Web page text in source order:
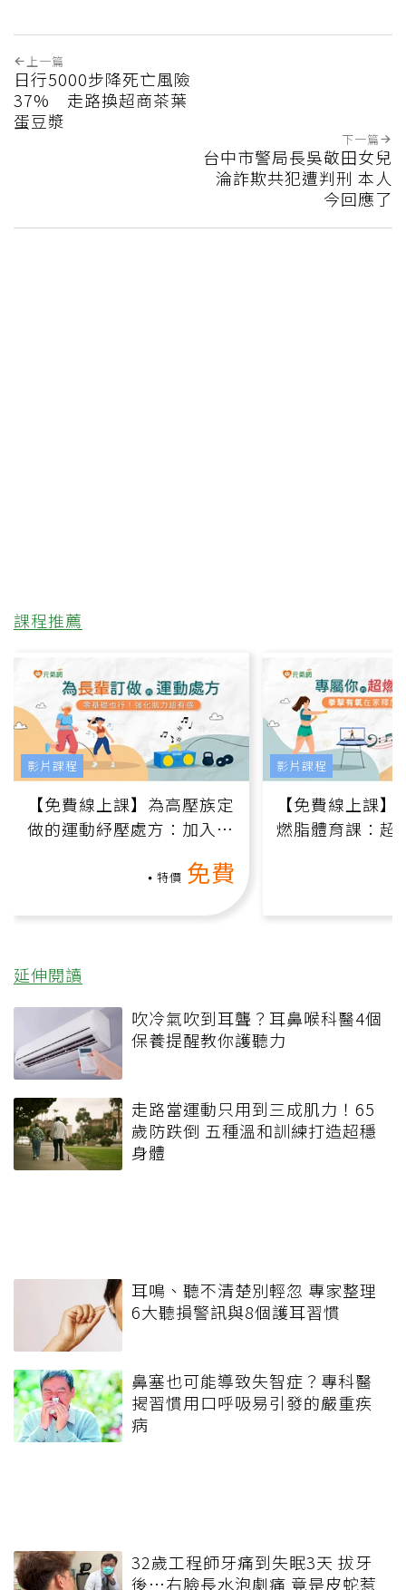
上一篇
日行5000步降死亡風險
37% 走路換超商茶葉
蛋豆漿
下一篇
台中市警局長吳敬田女兒
淪詐欺共犯遭判刑 本人
今回應了
課程推薦
【免費線上課】為高壓族定
做的運動紓壓處方：加入行
特價 免費
影片課程
【免費線上課
燃脂體育課：超
影片課程
延伸閱讀
吹冷氣吹到耳聾？耳鼻喉科醫4個
保養提醒教你護聽力
走路當運動只用到三成肌力！65
歲防跌倒 五種溫和訓練打造超穩
身體
耳鳴、聽不清楚別輕忽 專家整理
6大聽損警訊與8個護耳習慣
鼻塞也可能導致失智症？專科醫
揭習慣用口呼吸易引發的嚴重疾
病
32歲工程師牙痛到失眠3天 拔牙
後…右臉長水泡劇痛 竟是皮蛇惹